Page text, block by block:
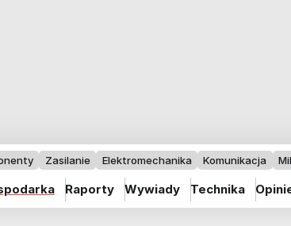
Zasilanie Elektromechanika Komunikacja
Raporty Wywiady Technika